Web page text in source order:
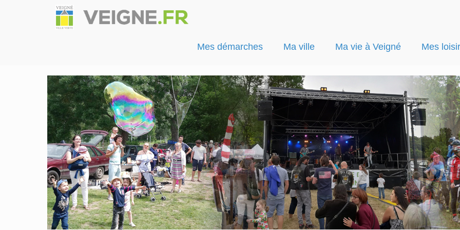
Mes démarches Ma ville Ma vie à Veigné Mes